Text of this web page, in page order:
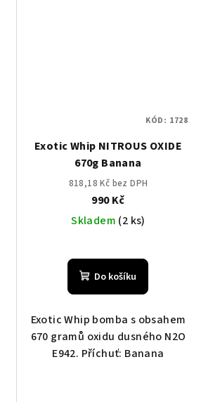
Exotic Whip NITROUS OXIDE
670g Banana
818,18 Kč bez DPH
990 Kč
Skladem (2 ks)
Do košíku
Exotic Whip bomba s obsahem
670 gramů oxidu dusného N2O
E942. Příchuť: Banana
KÓD: 1728